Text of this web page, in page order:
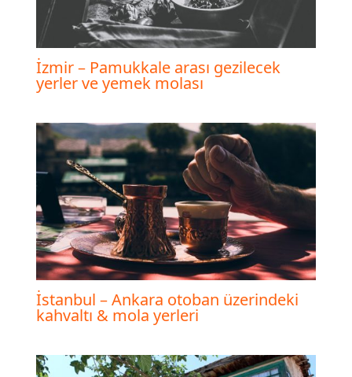
İzmir – Pamukkale arası gezilecek
yerler ve yemek molası
İstanbul – Ankara otoban üzerindeki
kahvaltı & mola yerleri